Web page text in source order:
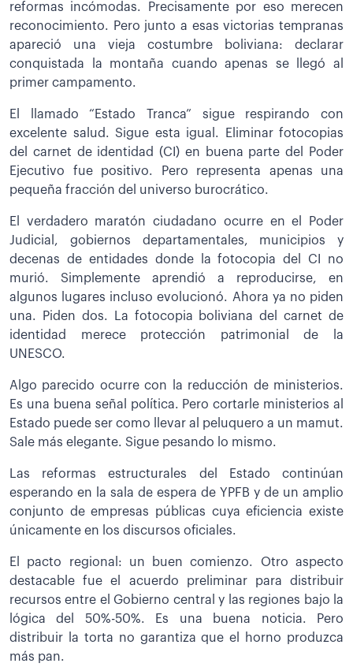
reformas incómodas. Precisamente por eso merecen
reconocimiento. Pero junto a esas victorias tempranas
apareció una vieja costumbre boliviana: declarar
conquistada la montaña cuando apenas se llegó al
primer campamento.
El llamado “Estado Tranca” sigue respirando con
excelente salud. Sigue esta igual. Eliminar fotocopias
del carnet de identidad (CI) en buena parte del Poder
Ejecutivo fue positivo. Pero representa apenas una
pequeña fracción del universo burocrático.
El verdadero maratón ciudadano ocurre en el Poder
Judicial, gobiernos departamentales, municipios y
decenas de entidades donde la fotocopia del CI no
murió. Simplemente aprendió a reproducirse, en
algunos lugares incluso evolucionó. Ahora ya no piden
una. Piden dos. La fotocopia boliviana del carnet de
identidad merece protección patrimonial de la
UNESCO.
Algo parecido ocurre con la reducción de ministerios.
Es una buena señal política. Pero cortarle ministerios al
Estado puede ser como llevar al peluquero a un mamut.
Sale más elegante. Sigue pesando lo mismo.
Las reformas estructurales del Estado continúan
esperando en la sala de espera de YPFB y de un amplio
conjunto de empresas públicas cuya eficiencia existe
únicamente en los discursos oficiales.
El pacto regional: un buen comienzo. Otro aspecto
destacable fue el acuerdo preliminar para distribuir
recursos entre el Gobierno central y las regiones bajo la
lógica del 50%-50%. Es una buena noticia. Pero
distribuir la torta no garantiza que el horno produzca
más pan.